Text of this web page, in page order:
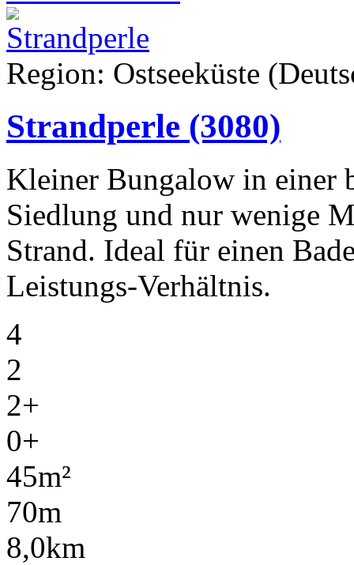
Region: Ostseeküste
Strandperle (3080)
Kleiner Bungalow in einer
Siedlung und nur wenige
Strand. Ideal für einen
Leistungs-Verhältnis.
4
2
2+
0+
45m²
70m
8,0km